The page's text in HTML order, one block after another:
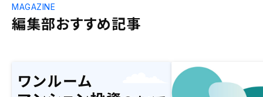
編集部おすすめ記事
MAGAZINE